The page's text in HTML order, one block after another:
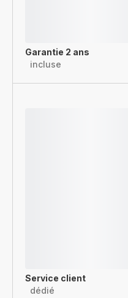
Garantie 2 ans
incluse
Service client
dédié